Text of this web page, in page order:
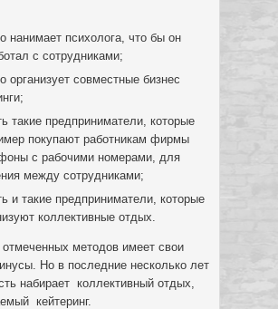
нанимает психолога, что бы он
с сотрудниками;
организует совместные бизнес
такие предприниматели, которые
покупают работникам фирмы
с рабочими номерами, для
между сотрудниками;
и такие предприниматели, которые
коллективные отдых.
методов имеет свои
Но в последние несколько лет
набирает коллективный отдых,
кейтеринг.